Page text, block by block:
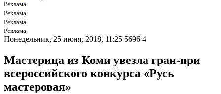
Реклама.
Реклама.
Реклама.
Реклама.
Понедельник, 25 июня, 2018, 11:25 5696 4
Мастерица из Коми увезла гран-при
всероссийского конкурса «Русь
мастеровая»